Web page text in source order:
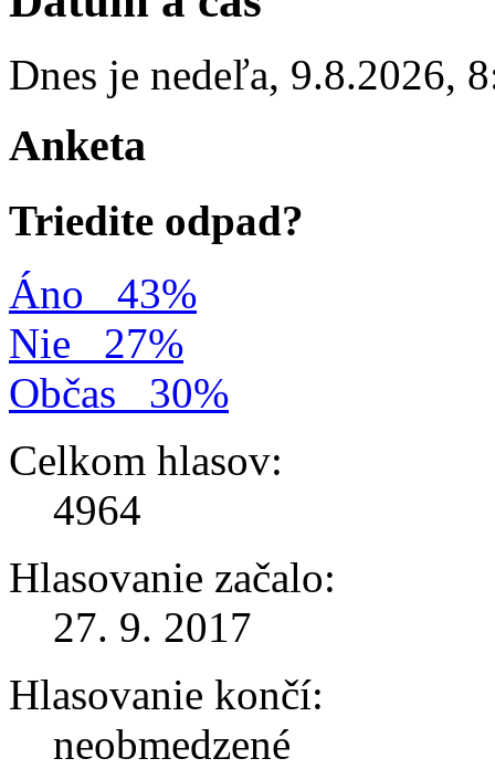
Dnes je nedeľa, 9.8.2026,
Anketa
Triedite odpad?
Áno
43%
Nie
27%
Občas
30%
Celkom hlasov:
4964
Hlasovanie začalo:
27. 9. 2017
Hlasovanie končí:
neobmedzené